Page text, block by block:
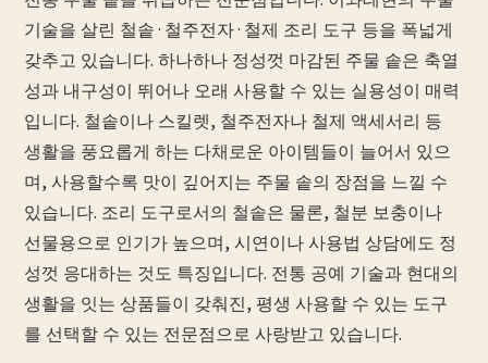
기술을 살린 철솥·철주전자·철제 조리 도구 등을 폭넓게
갖추고 있습니다. 하나하나 정성껏 마감된 주물 솥은 축열
성과 내구성이 뛰어나 오래 사용할 수 있는 실용성이 매력
입니다. 철솥이나 스킬렛, 철주전자나 철제 액세서리 등
생활을 풍요롭게 하는 다채로운 아이템들이 늘어서 있으
며, 사용할수록 맛이 깊어지는 주물 솥의 장점을 느낄 수
있습니다. 조리 도구로서의 철솥은 물론, 철분 보충이나
선물용으로 인기가 높으며, 시연이나 사용법 상담에도 정
성껏 응대하는 것도 특징입니다. 전통 공예 기술과 현대의
생활을 잇는 상품들이 갖춰진, 평생 사용할 수 있는 도구
를 선택할 수 있는 전문점으로 사랑받고 있습니다.